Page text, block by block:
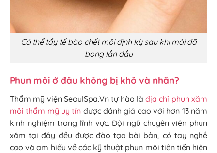
Có thể tẩy tế bào chết môi định kỳ sau khi môi đã
bong lần đầu
Phun môi ở đâu không bị khô và nhăn?
Thẩm mỹ viện SeoulSpa.Vn tự hào làđịa chỉ phun xăm
môi thẩm mỹ uy tín được đánh giá cao với hơn 13 năm
kinh nghiệm trong lĩnh vực. Đội ngũ chuyên viên phun
xăm tại đây đều được đào tạo bài bản, có tay nghề
cao và am hiểu về các kỹ thuật phun môi tiên tiến hiện